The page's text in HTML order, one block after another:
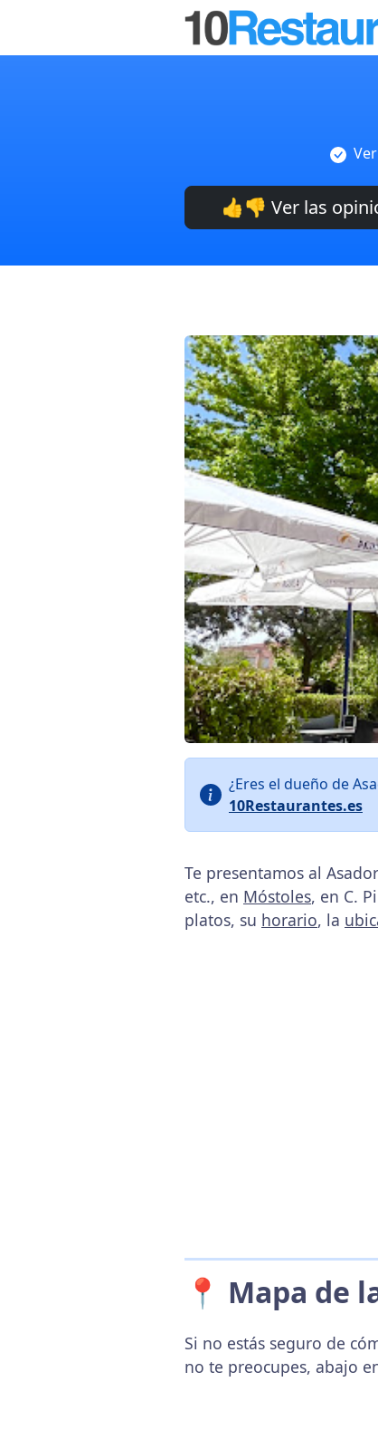
👍👎 Ver las
¿Eres el dueño de
10Restaurantes.es
Te presentamos al
etc., en Móstoles, en C.
platos, su horario, la
📍 Mapa de
Si no estás seguro de
no te preocupes, abajo